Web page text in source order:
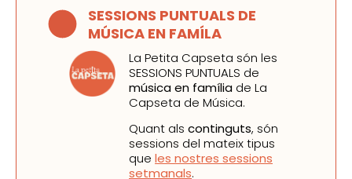
SESSIONS PUNTUALS DE
MÚSICA EN FAMÍLA
La Petita Capseta són les
SESSIONS PUNTUALS de
música en família de La
Capseta de Música.
Quant als continguts, són
sessions del mateix tipus
que les nostres sessions
setmanals.